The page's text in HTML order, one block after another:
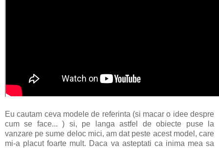
Eu cautam ceva modele de referinta (si macar o idee despre
cum se face... ) si, pe langa astfel de obiecte puse la
vanzare pe sume deloc mici, am dat peste acest model, care
mi-a placut foarte mult. Daca va asteptati ca inima mea sa